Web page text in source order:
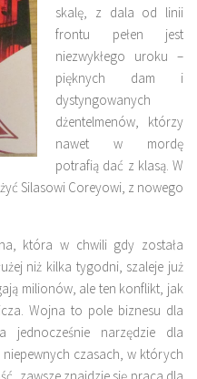
skalę, z dala od linii
frontu pełen jest
niezwykłego uroku –
pięknych dam i
dystyngowanych
dżentelmenów, którzy
nawet w mordę
potrafią dać z klasą. W
Silasowi Coreyowi, z nowego
która w chwili gdy została
niż kilka tygodni, szaleje już
milionów, ale ten konflikt, jak
Wojna to pole biznesu dla
narzędzie dla
czasach, w których